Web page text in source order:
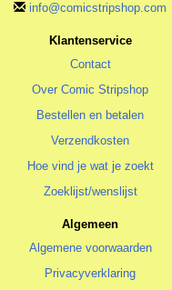
info@comicstripshop.com
Klantenservice
Contact
Over Comic Stripshop
Bestellen en betalen
Verzendkosten
Hoe vind je wat je zoekt
Zoeklijst/wenslijst
Algemeen
Algemene voorwaarden
Privacyverklaring